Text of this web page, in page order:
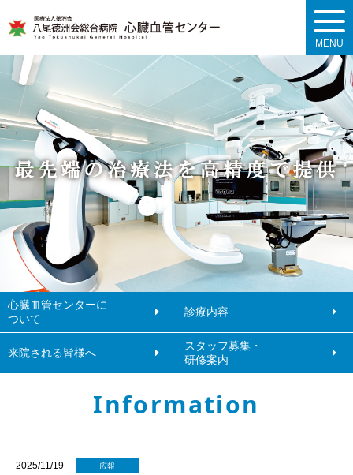
MENU
心臓血管センターに
ついて
診療内容
来院される皆様へ
スタッフ募集・
研修案内
Information
2025/11/19 広報